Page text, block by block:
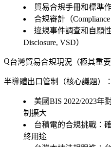
貿易合規手冊和標準
合規審計（
違規事件調查和自願
Disclosure, VSD）
台灣貿易合規現況（極其重要
半導體出口管制（核心議題）：
美國BIS 2022/2023年
制擴大
台積電的合規挑戰：
終用途